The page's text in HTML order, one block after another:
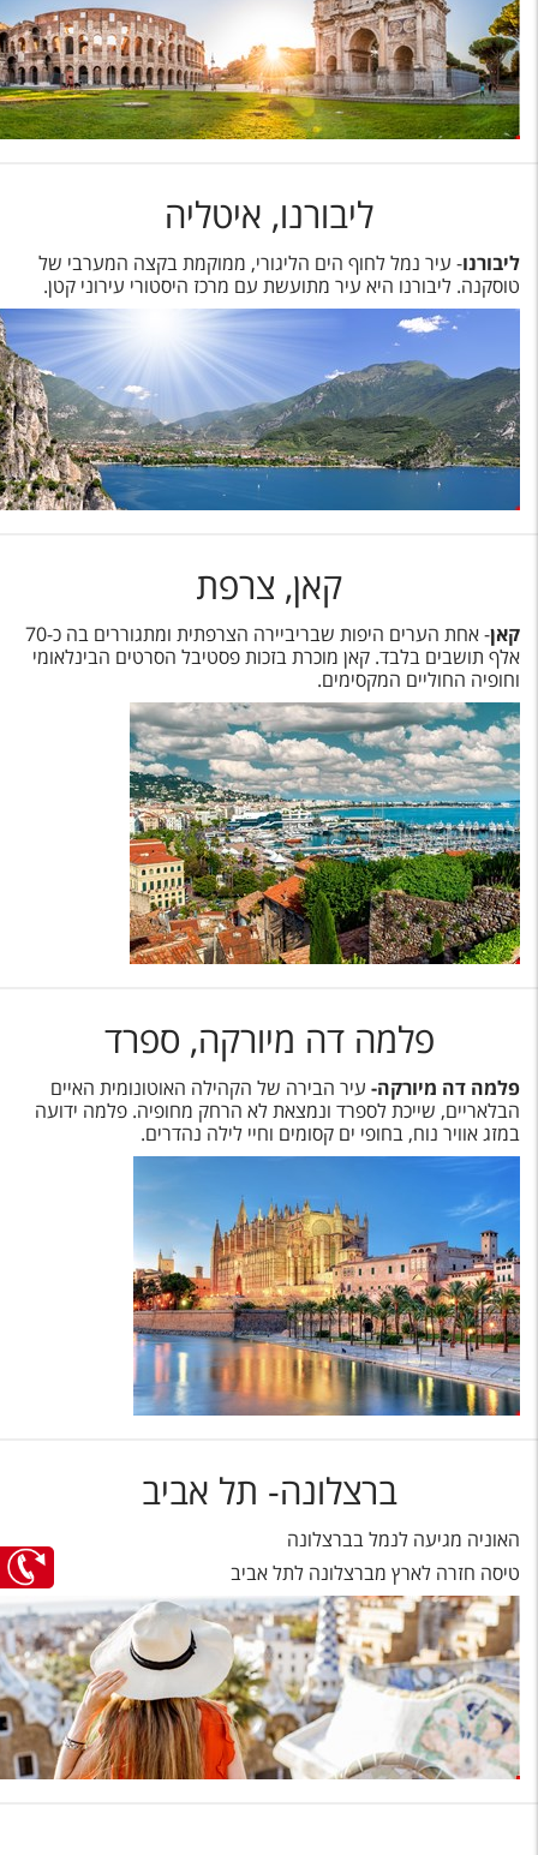
ליבורנו, איטליה
ליבורנו- עיר נמל לחוף הים הליגורי, ממוקמת בקצה המערבי של
טוסקנה. ליבורנו היא עיר מתועשת עם מרכז היסטורי עירוני קטן.
קאן, צרפת
קאן
- אחת הערים היפות שבריביירה הצרפתית ומתגוררים בה כ-70
אלף תושבים בלבד. קאן מוכרת בזכות פסטיבל הסרטים הבינלאומי
וחופיה החוליים המקסימים.
פלמה דה מיורקה, ספרד
פלמה דה מיורקה- עיר הבירה של הקהילה האוטונומית האיים
הבלאריים, שייכת לספרד ונמצאת לא הרחק מחופיה. פלמה ידועה
במזג אוויר נוח, בחופי ים קסומים וחיי לילה נהדרים.
ברצלונה- תל אביב
האוניה מגיעה לנמל בברצלונה
טיסה חזרה לארץ מברצלונה לתל אביב